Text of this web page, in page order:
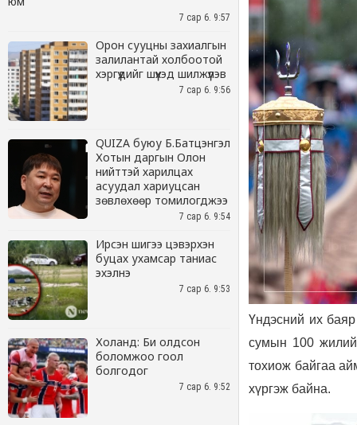
7 сар 6. 9:57
Орон сууцны захиалгын
залилантай холбоотой
хэргүүдийг шүүхэд шилжүүлэв
7 сар 6. 9:56
QUIZA буюу Б.Батцэнгэл
Хотын даргын Олон
нийттэй харилцах
асуудал хариуцсан
зөвлөхөөр томилогджээ
7 сар 6. 9:54
Ирсэн шигээ цэвэрхэн
буцах ухамсар таниас
эхэлнэ
7 сар 6. 9:53
Холанд: Би олдсон
боломжоо гоол
болгодог
7 сар 6. 9:52